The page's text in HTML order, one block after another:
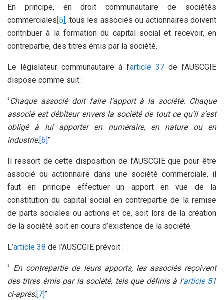
En principe, en droit communautaire de sociétés
commerciales[5], tous les associés ou actionnaires doivent
contribuer à la formation du capital social et recevoir, en
contrepartie, des titres émis par la société.
Le législateur communautaire à l’article 37 de l’AUSCGIE
dispose comme suit :
‘’Chaque associé doit faire l’apport à la société. Chaque
associé est débiteur envers la société de tout ce qu’il s’est
obligé à lui apporter en numéraire, en nature ou en
industrie.[6]’’
Il ressort de cette disposition de l’AUSCGIE que pour être
associé ou actionnaire dans une société commerciale, il
faut en principe effectuer un apport en vue de la
constitution du capital social en contrepartie de la remise
de parts sociales ou actions et ce, soit lors de la création
de la société soit en cours d’existence de la société.
L’article 38 de l’AUSCGIE prévoit :
‘’ En contrepartie de leurs apports, les associés reçoivent
des titres émis par la société, tels que définis à l’article 51
ci-après.[7]’’